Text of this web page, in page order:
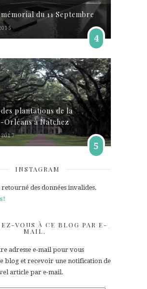
du 11 Septembre
4
plantations de la
Orléans à Natchez
2017
5
INSTAGRAM
des données invalides.
VOUS À CE BLOG PAR E-
MAIL.
adresse e-mail pour vous
blog et recevoir une notification de
article par e-mail.